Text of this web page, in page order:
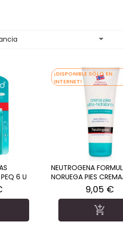

6 U
¡DISPONIBLE SÓLO EN
INTERNET!
NEUTROGENA
NORUEGA PIES CREMA
ULTRAHIDRA 100 ML
Precio
9,05 €
